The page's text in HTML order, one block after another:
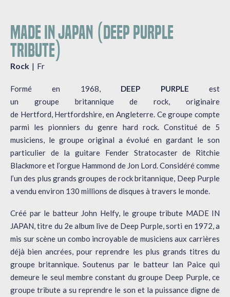
MADE IN JAPAN (DEEP PURPLE
TRIBUTE)
Rock Fr
Formé en 1968, DEEP PURPLE est
un groupe britannique de rock, originaire
de Hertford, Hertfordshire, en Angleterre. Ce groupe compte
parmi les pionniers du genre hard rock. Constitué de 5
musiciens, le groupe original a évolué en gardant le son
particulier de la guitare Fender Stratocaster de Ritchie
Blackmore et l’orgue Hammond de Jon Lord. Considéré comme
l’un des plus grands groupes de rock britannique, Deep Purple
a vendu environ 130 millions de disques à travers le monde.
Créé par le batteur John Helfy, le groupe tribute MADE IN
JAPAN, titre du 2e album live de Deep Purple, sorti en 1972, a
mis sur scène un combo incroyable de musiciens aux carrières
déjà bien ancrées, pour reprendre les plus grands titres du
groupe britannique. Soutenus par le batteur Ian Paice qui
demeure le seul membre constant du groupe Deep Purple, ce
groupe tribute a su reprendre le son et la puissance digne de